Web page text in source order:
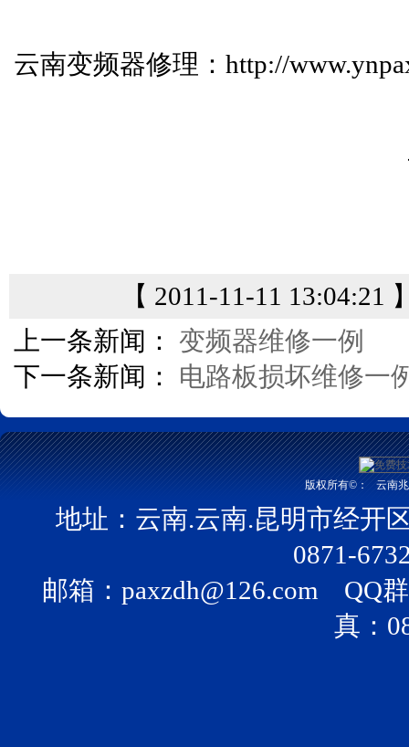
云南变频器修理： http://
【 2011-11-11 13:04:21
上一条新闻： 变频器维修一例
下一条新闻： 电路板损坏维修一
版权所有©： 云南
地址：云南.云南.昆明市经开
0871-
邮箱： paxzdh@126.com QQ
真：